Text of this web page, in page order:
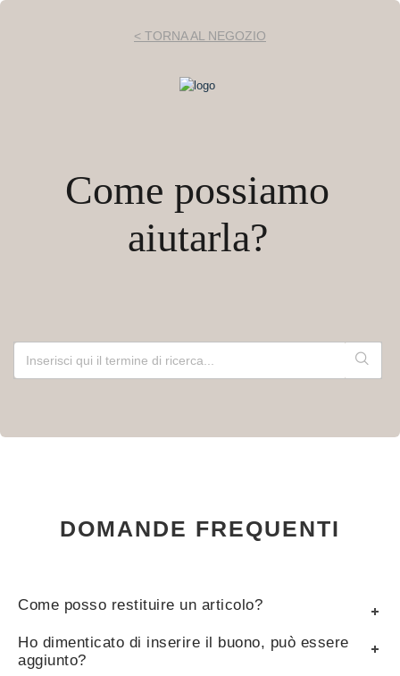
< TORNA AL NEGOZIO
Come possiamo
aiutarla?
DOMANDE FREQUENTI
Come posso restituire un articolo?
Ho dimenticato di inserire il buono, può essere
aggiunto?